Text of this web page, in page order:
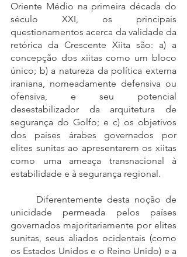
Oriente Médio na primeira década do
século XXI, os principais
questionamentos acerca da validade da
retórica da Crescente Xiita são: a) a
concepção dos xiitas como um bloco
único; b) a natureza da política externa
iraniana, nomeadamente defensiva ou
ofensiva, e seu potencial
desestabilizador da arquitetura de
segurança do Golfo; e c) os objetivos
dos países árabes governados por
elites sunitas ao apresentarem os xiitas
como uma ameaça transnacional à
estabilidade e à segurança regional.
unicidade permeada pelos países
governados majoritariamente por elites
sunitas, seus aliados ocidentais (como
os Estados Unidos e o Reino Unido) e a